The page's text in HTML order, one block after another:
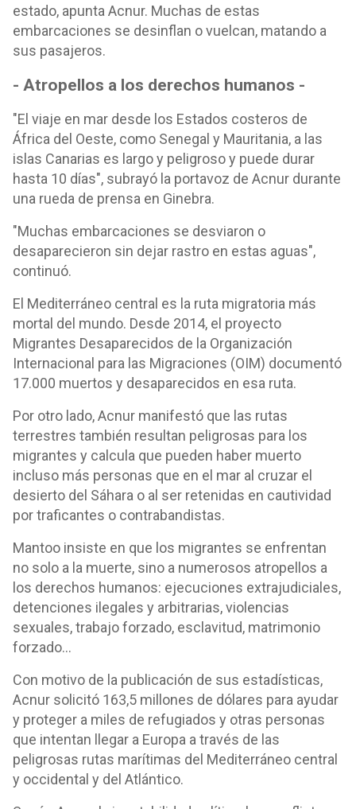
estado, apunta Acnur. Muchas de estas
embarcaciones se desinflan o vuelcan, matando a
sus pasajeros.
- Atropellos a los derechos humanos -
"El viaje en mar desde los Estados costeros de
África del Oeste, como Senegal y Mauritania, a las
islas Canarias es largo y peligroso y puede durar
hasta 10 días", subrayó la portavoz de Acnur durante
una rueda de prensa en Ginebra.
"Muchas embarcaciones se desviaron o
desaparecieron sin dejar rastro en estas aguas",
continuó.
El Mediterráneo central es la ruta migratoria más
mortal del mundo. Desde 2014, el proyecto
Migrantes Desaparecidos de la Organización
Internacional para las Migraciones (OIM) documentó
17.000 muertos y desaparecidos en esa ruta.
Por otro lado, Acnur manifestó que las rutas
terrestres también resultan peligrosas para los
migrantes y calcula que pueden haber muerto
incluso más personas que en el mar al cruzar el
desierto del Sáhara o al ser retenidas en cautividad
por traficantes o contrabandistas.
Mantoo insiste en que los migrantes se enfrentan
no solo a la muerte, sino a numerosos atropellos a
los derechos humanos: ejecuciones extrajudiciales,
detenciones ilegales y arbitrarias, violencias
sexuales, trabajo forzado, esclavitud, matrimonio
forzado...
Con motivo de la publicación de sus estadísticas,
Acnur solicitó 163,5 millones de dólares para ayudar
y proteger a miles de refugiados y otras personas
que intentan llegar a Europa a través de las
peligrosas rutas marítimas del Mediterráneo central
y occidental y del Atlántico.